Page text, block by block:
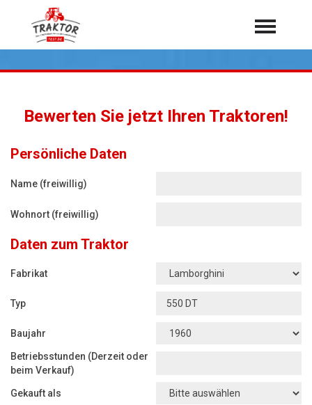
Home
Mähdrescher
Feldhäcksler
Radlader
Rasentraktoren
Jetzt Bewerten
Über 7.000 Testberichte
Bewerten Sie jetzt Ihren Traktoren!
Persönliche Daten
Name (freiwillig)
Wohnort (freiwillig)
Daten zum Traktor
Fabrikat
Typ
Baujahr
Betriebsstunden (Derzeit oder
beim Verkauf)
Gekauft als